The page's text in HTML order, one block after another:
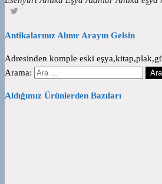
Antikalarınız Alınır Arayın Gelsin
Adresinden komple eski
Arama:
Aldığımız Ürünlerden Bazıları